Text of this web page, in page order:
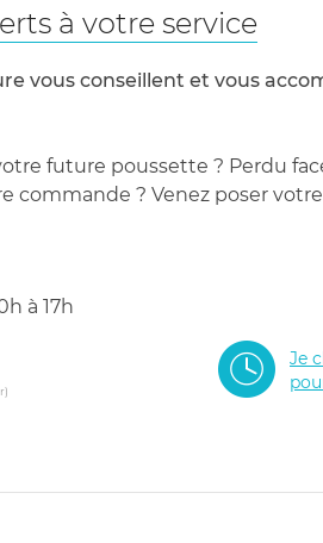
à votre service
vous conseillent et vous
future poussette ? Perdu
commande ? Venez poser
à 17h
Je